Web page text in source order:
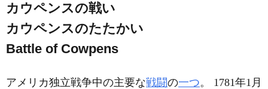
カウペンスの戦い
カウペンスのたたかい
Battle of Cowpens
アメリカ独立戦争中の主要な戦闘の一つ。 1781年1月